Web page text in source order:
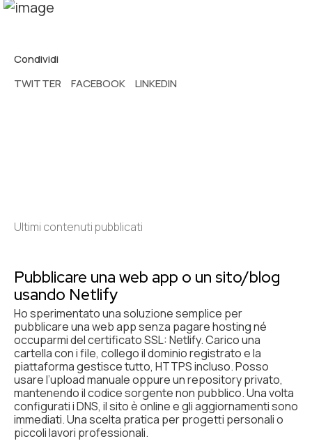
Condividi
TWITTER
FACEBOOK LINKEDIN
Ultimi contenuti pubblicati
Pubblicare una web app o un sito/blog
usando Netlify
Ho sperimentato una soluzione semplice per
pubblicare una web app senza pagare hosting né
occuparmi del certificato SSL: Netlify. Carico una
cartella con i file, collego il dominio registrato e la
piattaforma gestisce tutto, HTTPS incluso. Posso
usare l’upload manuale oppure un repository privato,
mantenendo il codice sorgente non pubblico. Una volta
configurati i DNS, il sito è online e gli aggiornamenti sono
immediati. Una scelta pratica per progetti personali o
piccoli lavori professionali.